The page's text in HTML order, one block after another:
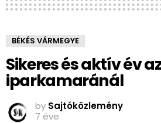
BÉKÉS VÁRMEGYE
Sikeres és aktív év
iparkamaránál
by Sajtóközlemény
7 éve